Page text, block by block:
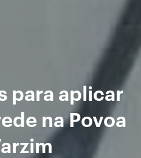
para aplicar
na Povoa